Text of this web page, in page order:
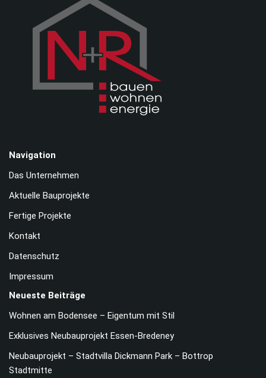
Navigation
Das Unternehmen
Aktuelle Bauprojekte
Fertige Projekte
Kontakt
Datenschutz
Impressum
Neueste Beiträge
Wohnen am Bodensee – Eigentum mit Stil
Exklusives Neubauprojekt Essen-Bredeney
Neubauprojekt – Stadtvilla Dickmann Park – Bottrop
Stadtmitte